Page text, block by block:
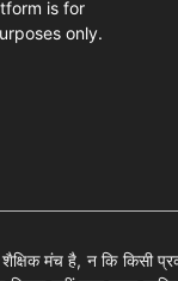
is for
only.
मंच है, न कि किसी